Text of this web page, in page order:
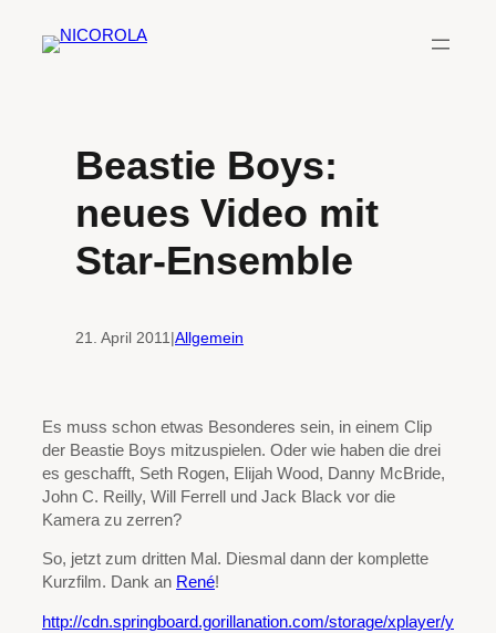
Inhalt
Beastie Boys:
neues Video mit
Star-Ensemble
21. April 2011 |Allgemein
Es muss schon etwas Besonderes sein, in einem Clip
der Beastie Boys mitzuspielen. Oder wie haben die drei
es geschafft, Seth Rogen, Elijah Wood, Danny McBride,
John C. Reilly, Will Ferrell und Jack Black vor die
Kamera zu zerren?
So, jetzt zum dritten Mal. Diesmal dann der komplette
Kurzfilm. Dank an René!
http://cdn.springboard.gorillanation.com/storage/xplayer/y